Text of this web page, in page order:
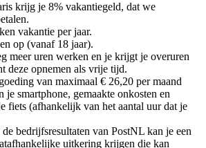
krijg je 8% vakantiegeld, dat we
vakantie per jaar.
op (vanaf 18 jaar).
meer uren werken en je krijgt je overuren
deze opnemen als vrije tijd.
van maximaal € 26,20 per maand
je smartphone, gemaakte onkosten en
fiets (afhankelijk van het aantal uur dat je
bedrijfsresultaten van PostNL kan je een
uitkering krijgen die kan